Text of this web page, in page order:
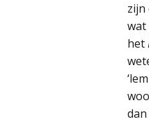
zijn
wat
het